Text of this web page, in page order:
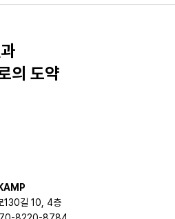
의 도약
130길 10, 4층